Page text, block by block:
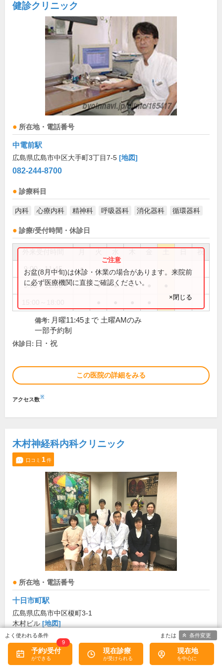
健診クリニック
所在地・電話番号
中電前駅
広島県広島市中区大手町3丁目7-5 [地図]
082-244-8700
診療科目
内科 心療内科 精神科 呼吸器科 消化器科 循環器科
診療/受付時間・休診日
祝
9:00～11:45 ●
9:00～12:30 ● ● ●
お盆(8月中旬)は休診・休業の場合があります。来院前
に必ず医療機関に直接ご確認ください。
×閉じる
備考: 月曜11:45まで 土曜AMのみ
一部予約制
休診日: 日・祝
この医院の詳細をみる
アクセス数※
木村神経科内科クリニック
口コミ 1件
所在地・電話番号
十日市町駅
広島県広島市中区榎町3-1
木村ビル [地図]
082-292-8381
診療科目
予約/受付
9
現在診療 現在地
条件変更